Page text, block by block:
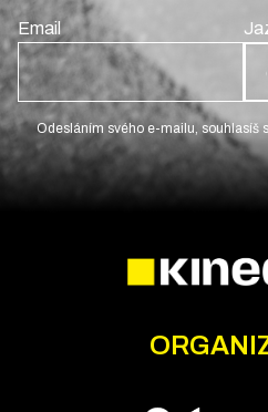
Email
Odesláním svého e-mailu, souhlasíš